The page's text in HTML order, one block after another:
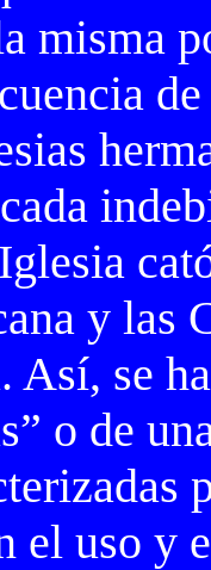
misma
y las
Así, se
o de
el uso y